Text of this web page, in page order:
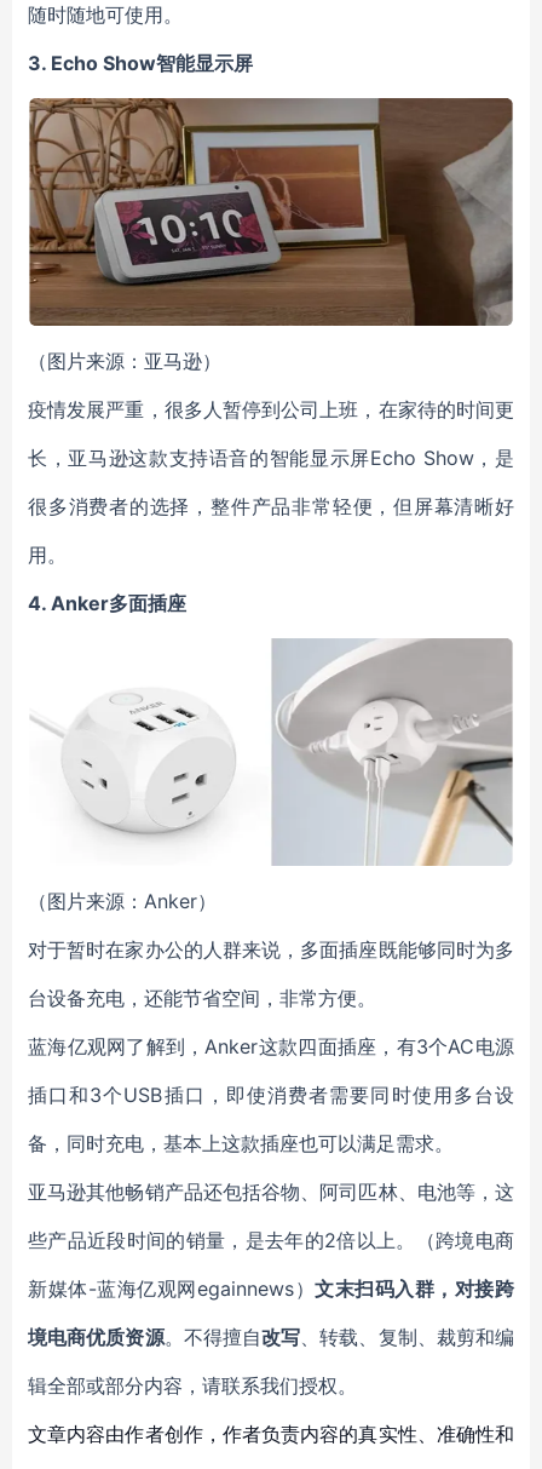
随时随地可使用。
3. Echo Show智能显示屏
（图片来源：亚马逊）
疫情发展严重，很多人暂停到公司上班，在家待的时间更
长，亚马逊这款支持语音的智能显示屏Echo Show，是
很多消费者的选择，整件产品非常轻便，但屏幕清晰好
用。
4. Anker多面插座
（图片来源：Anker）
对于暂时在家办公的人群来说，多面插座既能够同时为多
台设备充电，还能节省空间，非常方便。
蓝海亿观网了解到，Anker这款四面插座，有3个AC电源
插口和3个USB插口，即使消费者需要同时使用多台设
备，同时充电，基本上这款插座也可以满足需求。
亚马逊其他畅销产品还包括谷物、阿司匹林、电池等，这
些产品近段时间的销量，是去年的2倍以上。（跨境电商
新媒体-蓝海亿观网egainnews）文末扫码入群，对接跨
境电商优质资源。不得擅自改写、转载、复制、裁剪和编
辑全部或部分内容，请联系我们授权。
文章内容由作者创作，作者负责内容的真实性、准确性和